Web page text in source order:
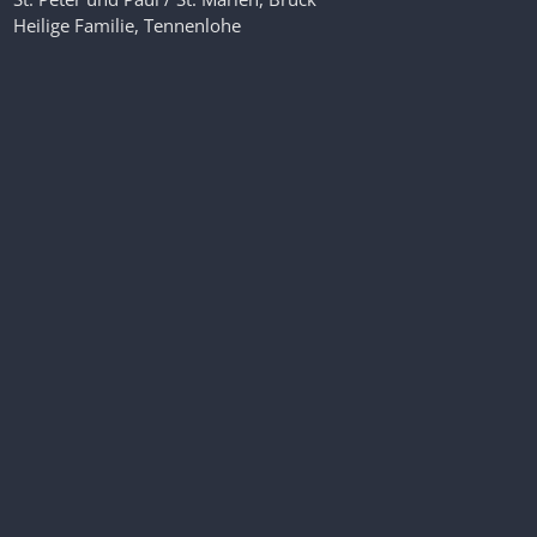
Heilige Familie, Tennenlohe